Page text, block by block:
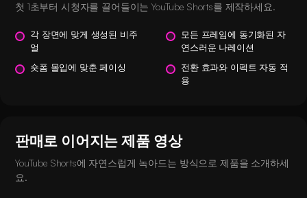
첫 1초부터 시청자를 끌어들이는 YouTube Shorts를 제작하세요.
각 장면에 맞게 생성된 비주
얼
숏폼 몰입에 맞춘 페이싱
모든 프레임에 동기화된 자
연스러운 나레이션
전환 효과와 이펙트 자동 적
용
판매로 이어지는 제품 영상
YouTube Shorts에 자연스럽게 녹아드는 방식으로 제품을 소개하세
요.